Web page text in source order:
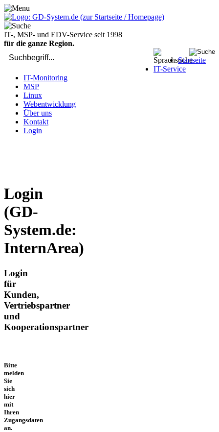
IT-, MSP- und EDV-Service seit 1998
für die ganze Region.
Startseite
IT-Service
IT-Monitoring
MSP
Linux
Webentwicklung
Über uns
Kontakt
Login
Login
(GD-
System.de:
InternArea)
Login
für
Kunden,
Vertriebspartner
und
Kooperationspartner
Bitte
melden
Sie
sich
hier
mit
Ihren
Zugangsdaten
an.